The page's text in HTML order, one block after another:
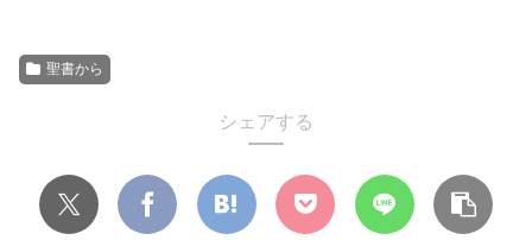
聖書から
シェアする